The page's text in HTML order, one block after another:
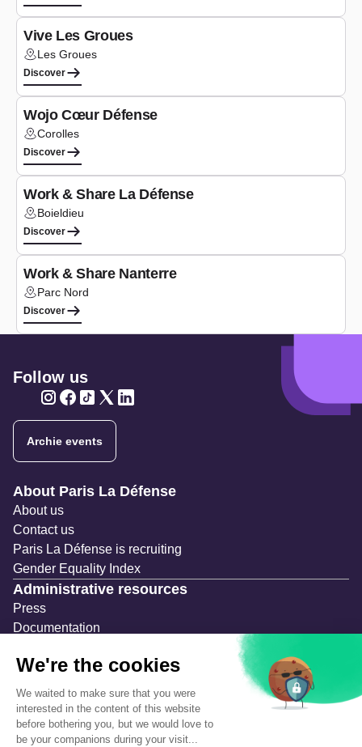
Vive Les Groues
Lieu :Les Groues
Discover
Wojo Cœur Défense
Lieu :Corolles
Discover
Work & Share La Défense
Lieu :Boieldieu
Discover
Work & Share Nanterre
Lieu :Parc Nord
Discover
Follow us
Archie events
Navigation secondaire
About Paris La Défense
About us
Contact us
Paris La Défense is recruiting
Gender Equality Index
Administrative resources
Press
Documentation
Temporary occupation permits (AOT)
Advertising measures
Consultations & Public Inquiries
Precautions and safety